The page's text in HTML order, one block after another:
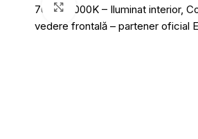
Click to enlarge